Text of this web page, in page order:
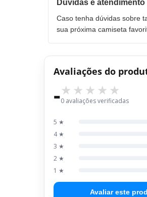
Dúvidas e atendimento
Caso tenha dúvidas sobre
sua próxima camiseta
Avaliações do
-0 avaliações verificadas
5 ★
4 ★
3 ★
2 ★
1 ★
Avaliar este